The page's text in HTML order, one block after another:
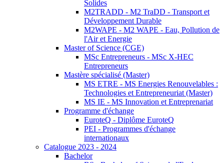
Solides
M2TRADD - M2 TraDD - Transport et
Développement Durable
M2WAPE - M2 WAPE - Eau, Pollution de
l'Air et Energie
Master of Science (CGE)
MSc Entrepreneurs - MSc X-HEC
Entrepreneurs
Mastère spécialisé (Master)
MS ETRE - MS Energies Renouvelables :
Technologies et Entrepreneuriat (Master)
MS IE - MS Innovation et Entreprenariat
Programme d'échange
EuroteQ - Diplôme EuroteQ
PEI - Programmes d'échange
internationaux
Catalogue 2023 - 2024
Bachelor